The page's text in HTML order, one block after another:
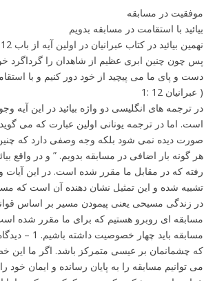
keys
to
increase
or
decrease
volume.
موفقیت در مسابقه
بیائید با استقامت در مسابقه بدویم
نهمین بیائید در کتاب عبرانیان در اولین آیه از باب 12 دیده می شود
دست و پای ما می پیچید از خود دور کنیم و با
( عبرانیان 12 :1
در ترجمه های انگلیسی دو واژه بیائید در این آیه
است. اما در ترجمه یونانی اولین عبارت که می گوید
صورت دیده نمی شود بلکه وجه وصفی دارد که چنین
هر گونه بار اضافی در مسابقه بدویم. ” و در واقع
رفته که در مقابل ما مقرر شده است. در این
تشبیه شده و این تمثیل نشان دهنده آن است
در زندگی مسیحی یعنی پیمودن مسیر بر اساس
مسابقه ای روبرو هستیم که برای ما مقرر شده
که چشمانمان بر عیسی متمرکز باشد. اگر ما این
می توانیم مسابقه را به پایان رسانده و ایمان خود